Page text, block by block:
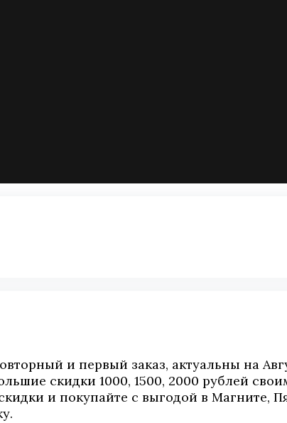
и первый заказ, актуальны на
скидки 1000, 1500, 2000 рублей
и покупайте с выгодой в Магните,